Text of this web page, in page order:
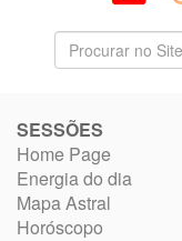
SESSÕES
Home Page
Energia do dia
Mapa Astral
Horóscopo